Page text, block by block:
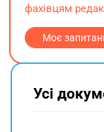
фахівцям
Моє
Усі